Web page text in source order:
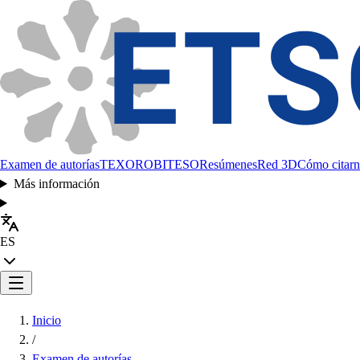
Examen de autoríasTEXOROBITESOResúmenesRed 3DCómo
Más información
ES
Inicio
/